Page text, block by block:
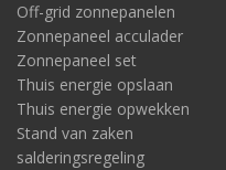
Off-grid zonnepanelen
Zonnepaneel acculader
Zonnepaneel set
Thuis energie opslaan
Thuis energie opwekken
Stand van zaken
salderingsregeling